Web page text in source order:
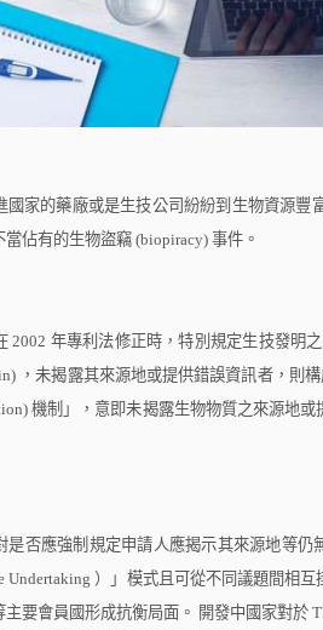
的藥廠或是生技公司紛紛到生物資源豐
當佔有的生物盜竊 (biopiracy) 事件。
2002 年專利法修正時，特別規定生技發明
，未揭露其來源地或提供錯誤資訊者，則
機制」，意即未揭露生物物質之來源地
否應強制規定申請人應揭示其來源地等仍
Undertaking ）」模式且可從不同議題間相
要會員國形成抗衡局面。 開發中國家對於